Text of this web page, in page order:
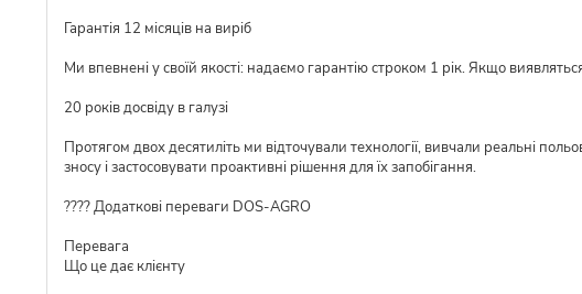
Гарантія 12 місяців на виріб
Ми впевнені у своїй якості: надаємо гарантію строком 1 рік. Якщо
20 років досвіду в галузі
Протягом двох десятиліть ми відточували технології, вивчали реальні
зносу і застосовувати проактивні рішення для їх запобігання.
???? Додаткові переваги DOS-AGRO
Перевага
Що це дає клієнту